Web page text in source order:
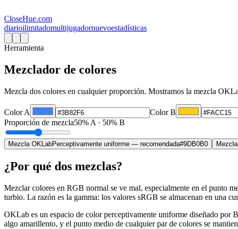
CloseHue.com
diarioilimitadomultijugadornuevoestadísticas
Herramienta
Mezclador de colores
Mezcla dos colores en cualquier proporción. Mostramos la mezcla
Color A
Color B
Proporción de mezcla50% A · 50% B
Mezcla OKLabPerceptivamente uniforme — recomendada#9DB0B0
¿Por qué dos mezclas?
Mezclar colores en RGB normal se ve mal, especialmente en el punto
turbio. La razón es la gamma: los valores sRGB se almacenan en una
OKLab es un espacio de color perceptivamente uniforme diseñado
algo amarillento, y el punto medio de cualquier par de colores se